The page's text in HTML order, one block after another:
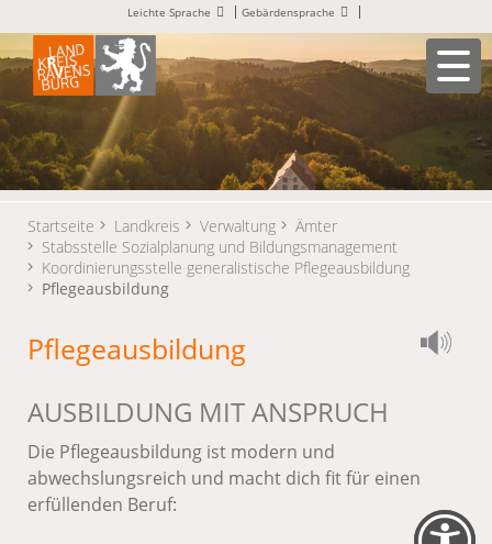
Leichte Sprache Gebärdensprache
Startseite Landkreis Verwaltung
Ämter
Stabsstelle Sozialplanung und Bildungsmanagement
Koordinierungsstelle generalistische Pflegeausbildung
Pflegeausbildung
Pflegeausbildung
AUSBILDUNG MIT ANSPRUCH
Die Pflegeausbildung ist modern und
abwechslungsreich und macht dich fit für einen
erfüllenden Beruf: